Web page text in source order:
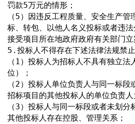
罚款5万元的情形；
（5）因违反工程质量、安全生产
标、转包、以他人名义投标或者违
接受项目所在地政府政府有关部门立
5.投标人不得存在下述法律法规禁止
（1）投标人为招标人不具有独立
位）；
（2）投标人单位负责人与同一标
招标项目的其他投标人的单位负责人
（3）投标人与同一标段或者未划
其他投标人存在控股、管理关系；